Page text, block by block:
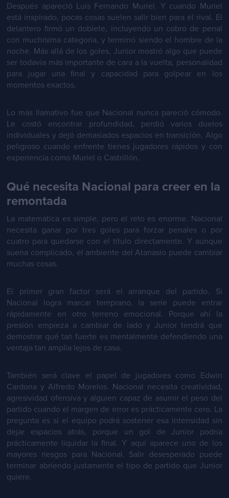
Después apareció Luis Fernando Muriel. Y cuando Muriel
está inspirado, pocas cosas suelen salir bien para el rival. El
delantero firmó un doblete, incluyendo un cobro de penal
con muchísima categoría, y terminó siendo el hombre de la
noche. Más allá de los goles, Junior mostró algo que puede
ser todavía más importante de cara a la vuelta, personalidad
para jugar una final y capacidad para golpear en los
momentos exactos.
Lo más llamativo fue que Nacional nunca pareció cómodo.
Le costó encontrar profundidad, perdió varios duelos
individuales y dejó demasiados espacios en transición. Algo
peligroso cuando enfrente tienes jugadores rápidos y con
experiencia como Muriel o Castrillón.
Qué necesita Nacional para creer en la
remontada
La matemática es simple, pero el reto es enorme. Nacional
necesita ganar por tres goles para forzar penales o por
cuatro para quedarse con el título directamente. Y aunque
suena complicado, el ambiente del Atanasio puede cambiar
muchas cosas.
El primer gran factor será el arranque del partido. Si
Nacional logra marcar temprano, la serie puede entrar
rápidamente en otro terreno emocional. Porque ahí la
presión empieza a cambiar de lado y Junior tendrá que
demostrar qué tan fuerte es mentalmente defendiendo una
ventaja tan amplia lejos de casa.
También será clave el papel de jugadores como Edwin
Cardona y Alfredo Morelos. Nacional necesita creatividad,
agresividad ofensiva y alguien capaz de asumir el peso del
partido cuando el margen de error es prácticamente cero. La
pregunta es si el equipo podrá sostener esa intensidad sin
dejar espacios atrás, porque un gol de Junior podría
prácticamente liquidar la final. Y aquí aparece uno de los
mayores riesgos para Nacional. Salir desesperado puede
terminar abriendo justamente el tipo de partido que Junior
quiere.